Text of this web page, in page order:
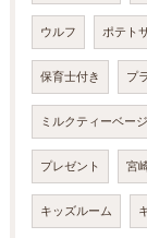
ウルフ ポテト
保育士付き プ
ミルクティーベー
プレゼント 宮
キッズルーム